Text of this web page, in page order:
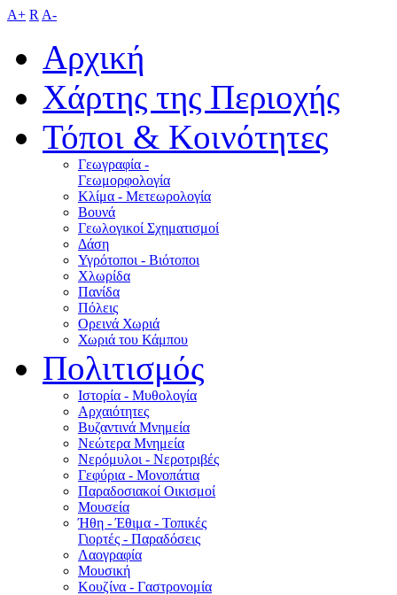
A+ R A-
Αρχική
Χάρτης της Περιοχής
Τόποι & Κοινότητες
Γεωγραφία -
Γεωμορφολογία
Κλίμα - Mετεωρολογία
Βουνά
Γεωλογικοί Σχηματισμοί
Δάση
Υγρότοποι - Βιότοποι
Χλωρίδα
Πανίδα
Πόλεις
Ορεινά Χωριά
Χωριά του Κάμπου
Πολιτισμός
Ιστορία - Μυθολογία
Αρχαιότητες
Βυζαντινά Μνημεία
Νεώτερα Μνημεία
Νερόμυλοι - Nεροτριβές
Γεφύρια - Μονοπάτια
Παραδοσιακοί Οικισμοί
Μουσεία
Ήθη - Έθιμα - Τοπικές
Γιορτές - Παραδόσεις
Λαογραφία
Μουσική
Κουζίνα - Γαστρονομία